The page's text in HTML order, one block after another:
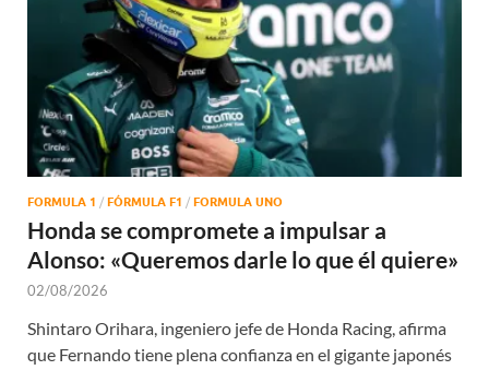
FORMULA 1 / FÓRMULA F1 / FORMULA UNO
Honda se compromete a impulsar a
Alonso: «Queremos darle lo que él quiere»
02/08/2026
Shintaro Orihara, ingeniero jefe de Honda Racing, afirma
que Fernando tiene plena confianza en el gigante japonés